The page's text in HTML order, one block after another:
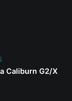
Caliburn G2/X